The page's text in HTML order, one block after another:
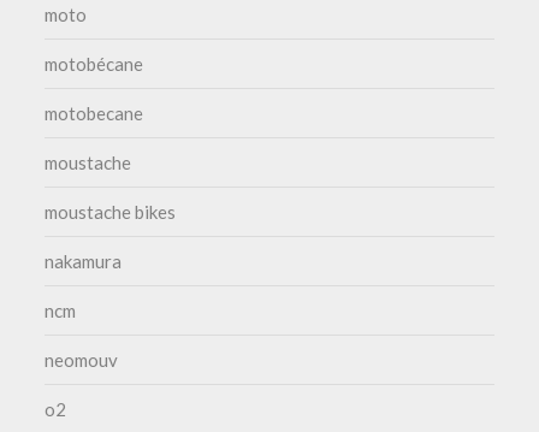
moto
motobécane
motobecane
moustache
moustache bikes
nakamura
ncm
neomouv
o2